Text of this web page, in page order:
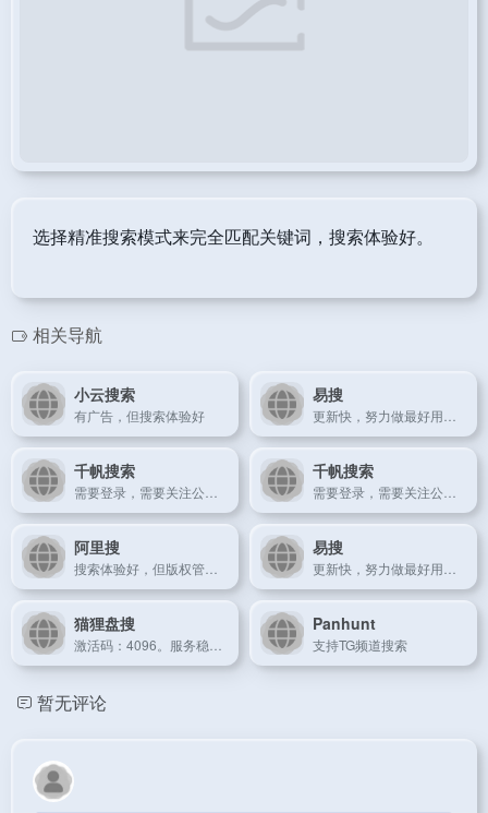
选择精准搜索模式来完全匹配关键词，搜索体验好。
相关导航
小云搜索
有广告，但搜索体验好
易搜
千帆搜索 千帆搜索
阿里搜 易搜
猫狸盘搜 Panhunt
支持TG频道搜索
暂无评论